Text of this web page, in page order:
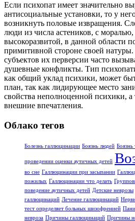
Если психопат имеет значительно
антисоциальные установки, то у
возникнуть половые извращения.
люди из числа астеников, с
высокоразвитой, в данной области
примитивной стороне своей
субъектов их перверсии часто
душевные конфликты. Тип
как общий уклад психики, может
план, так как лидирующее место
свойства неполноценной психики,
внешние впечатления.
Облако тегов
Болезнь галлюцинации Боязнь людей Боязнь
проведении оценки аутичных детей
во сне Галлюцинации при засыпании
пожилых Галлюцинации что делать
поведение аутичных детей Детские неврозы
галлюцинаций Лечение галлюцинаций
тест определяет больных шизофренией
невроза Причины галлюцинаций Причины